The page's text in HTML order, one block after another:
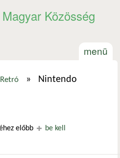
Közösség
menü
Retró » Nintendo
előbb
be kell